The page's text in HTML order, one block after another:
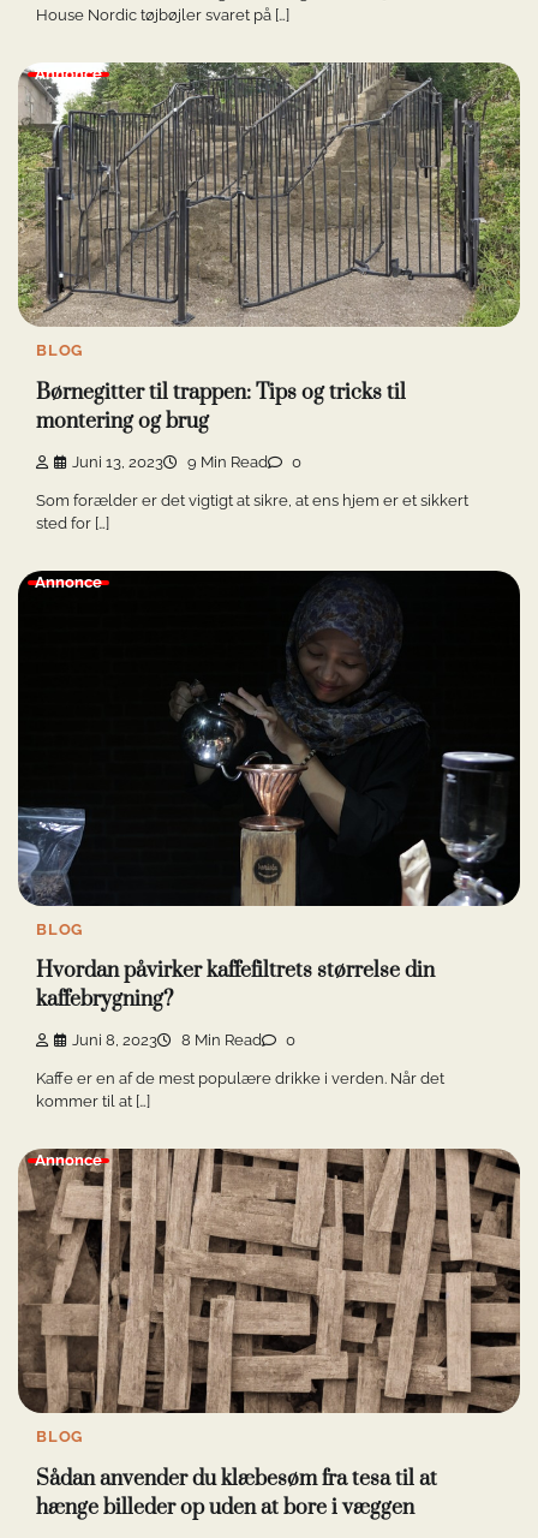
House Nordic tøjbøjler svaret på […]
Annonce
BLOG
Børnegitter til trappen: Tips og tricks til
montering og brug
Juni 13, 2023 9 Min Read 0
Som forælder er det vigtigt at sikre, at ens hjem er et sikkert
sted for […]
Annonce
BLOG
Hvordan påvirker kaffefiltrets størrelse din
kaffebrygning?
Juni 8, 2023 8 Min Read 0
Kaffe er en af de mest populære drikke i verden. Når det
kommer til at […]
Annonce
BLOG
Sådan anvender du klæbesøm fra tesa til at
hænge billeder op uden at bore i væggen